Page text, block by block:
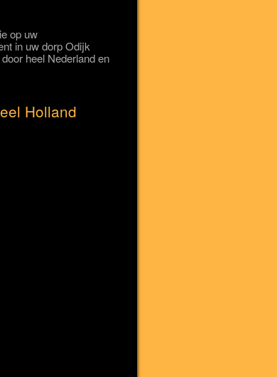
op uw
in uw dorp Odijk
heel Nederland en
Holland